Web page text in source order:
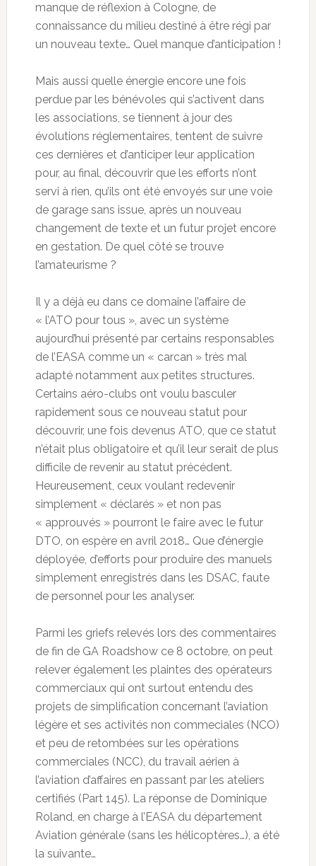
manque de réflexion à Cologne, de
connaissance du milieu destiné à être régi par
un nouveau texte… Quel manque d’anticipation !
Mais aussi quelle énergie encore une fois
perdue par les bénévoles qui s’activent dans
les associations, se tiennent à jour des
évolutions réglementaires, tentent de suivre
ces dernières et d’anticiper leur application
pour, au final, découvrir que les efforts n’ont
servi à rien, qu’ils ont été envoyés sur une voie
de garage sans issue, après un nouveau
changement de texte et un futur projet encore
en gestation. De quel côté se trouve
l’amateurisme ?
Il y a déjà eu dans ce domaine l’affaire de
« l’ATO pour tous », avec un système
aujourd’hui présenté par certains responsables
de l’EASA comme un « carcan » très mal
adapté notamment aux petites structures.
Certains aéro-clubs ont voulu basculer
rapidement sous ce nouveau statut pour
découvrir, une fois devenus ATO, que ce statut
n’était plus obligatoire et qu’il leur serait de plus
difficile de revenir au statut précédent.
Heureusement, ceux voulant redevenir
simplement « déclarés » et non pas
« approuvés » pourront le faire avec le futur
DTO, on espère en avril 2018… Que d’énergie
déployée, d’efforts pour produire des manuels
simplement enregistrés dans les DSAC, faute
de personnel pour les analyser.
Parmi les griefs relevés lors des commentaires
de fin de GA Roadshow ce 8 octobre, on peut
relever également les plaintes des opérateurs
commerciaux qui ont surtout entendu des
projets de simplification concernant l’aviation
légère et ses activités non commeciales (NCO)
et peu de retombées sur les opérations
commerciales (NCC), du travail aérien à
l’aviation d’affaires en passant par les ateliers
certifiés (Part 145). La réponse de Dominique
Roland, en charge à l’EASA du département
Aviation générale (sans les hélicoptères…), a été
la suivante…